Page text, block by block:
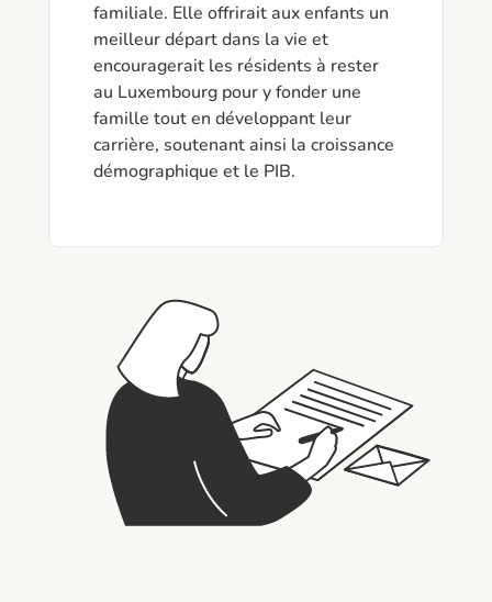
familiale. Elle offrirait aux enfants un
meilleur départ dans la vie et
encouragerait les résidents à rester
au Luxembourg pour y fonder une
famille tout en développant leur
carrière, soutenant ainsi la croissance
démographique et le PIB.